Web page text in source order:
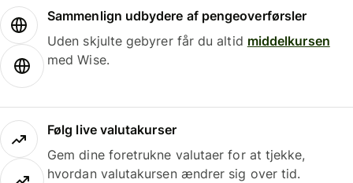
Sammenlign udbydere af pengeoverførsler
Uden skjulte gebyrer får du altid middelkursen
med Wise.
Følg live valutakurser
Gem dine foretrukne valutaer for at tjekke,
hvordan valutakursen ændrer sig over tid.